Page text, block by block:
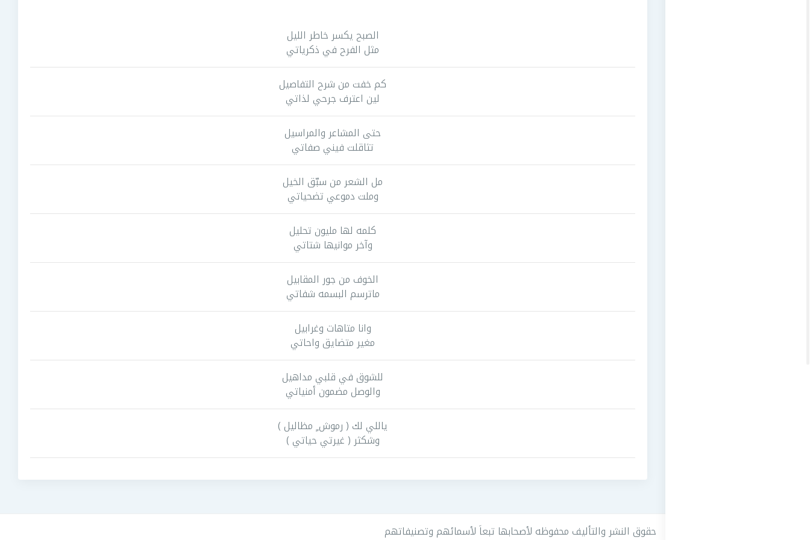
الصبح يكسر خاطر الليل
مثل الفرح في ذكرياتي
كم خفت من شرح التفاصيل
لين اعترف جرحي لذاتي
حتى المشاعر والمراسيل
تثاقلت فيني صفاتي
مل الشعر من سبّق الخيل
وملت دموعي تضحياتي
كلمه لها مليون تحليل
وآخر موانيها شتاتي
الخوف من جور المقابيل
ماترسم البسمه شفاتي
وانا متاهات وغرابيل
مغير متضايق واحاتي
للشوق في قلبي مداهيل
والوصل مضمون أمنياتي
ياللي لك ( رموش ٍ مظاليل )
وشكثر ( غيرتي حياتي )
حقوق النشر والتأليف محفوظه لأصحابها تبعاَ لأسمائهم وتصنيفاتهم